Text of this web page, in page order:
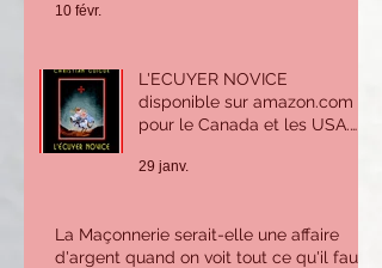
10 févr.
L'ECUYER NOVICE
disponible sur amazon.com
pour le Canada et les USA.
pour la France et l'Europe.
29 janv.
La Maçonnerie serait-elle une affaire
d'argent quand on voit tout ce qu'il faut